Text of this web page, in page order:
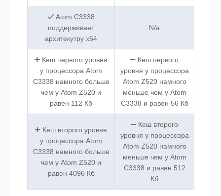
Atom C3338
поддерживает
архитекутру x64
N/a
Кеш первого уровня
у процессора Atom
C3338 намного больше
чем у Atom Z520 и
равен 112 Кб
Кеш первого
уровня у процессора
Atom Z520 намного
меньше чем у Atom
C3338 и равен 56 Кб
Кеш второго уровня
у процессора Atom
C3338 намного больше
чем у Atom Z520 и
равен 4096 Кб
Кеш второго
уровня у процессора
Atom Z520 намного
меньше чем у Atom
C3338 и равен 512
Кб